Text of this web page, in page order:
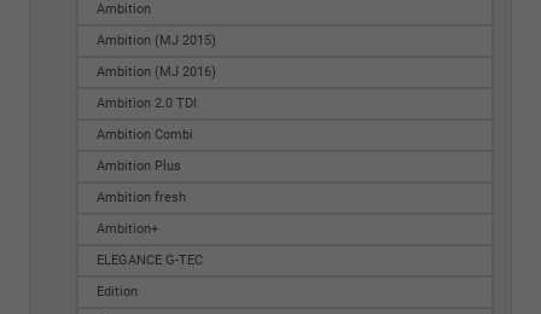
Ambition
Ambition (MJ 2015)
Ambition (MJ 2016)
Ambition 2.0 TDI
Ambition Combi
Ambition Plus
Ambition fresh
Ambition+
ELEGANCE G-TEC
Edition